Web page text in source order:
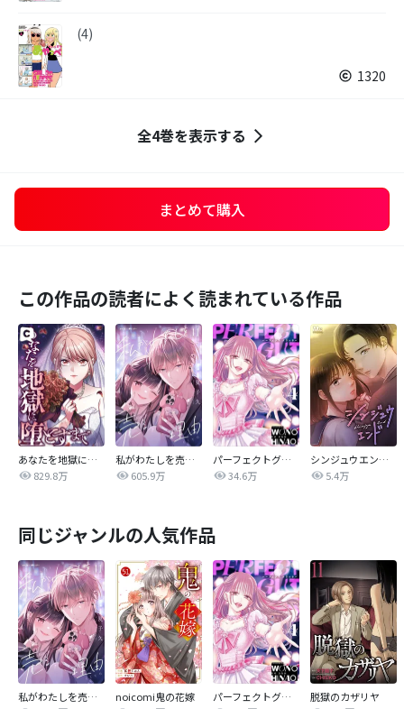
(4)
1320
全4巻を表示する
まとめて購入
この作品の読者によく読まれている作品
あなたを地獄に堕とすまで
829.8万
私がわたしを売る理由
605.9万
パーフェクトグリッター
34.6万
シンジュウエンド【タテヨミ】
5.4万
同じジャンルの人気作品
私がわたしを売る理由
noicomi鬼の花嫁
パーフェクトグリッター
脱獄のカザリヤ